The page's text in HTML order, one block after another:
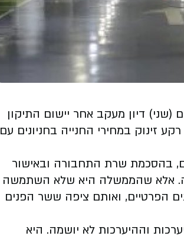
דיון מעקב אחר יישום התיקון
זינוק במחירי החנייה בחניונים עם
בהסכמת שרת התחבורה ובאישור
אלא שהממשלה היא שלא השתמשה
הפרטיים, ואותם ציפה ששר הפנים
וההיערכות לא יושמה. היא